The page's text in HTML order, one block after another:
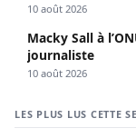
10 août 2026
Macky Sall à
journaliste
10 août 2026
LES PLUS LUS CETTE